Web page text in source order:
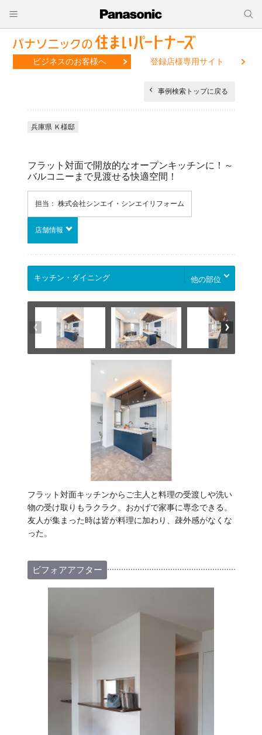
ビジネスのお客様へ 登録店様専用サイト
事例検索トップに戻る
兵庫県 Ｋ様邸
フラット対面で開放的なオープンキッチンに！～
バルコニーまで見渡せる快適空間！
担当： 株式会社シンエイ・シンエイリフォーム
店舗情報
他の部位
フラット対面キッチンからご主人と料理の受渡しや洗い
物の受け取りもラクラク。おかげで家事に専念できる。
友人が集まった時は皆が料理に加わり、疎外感がなくな
った。
ビフォアアフター